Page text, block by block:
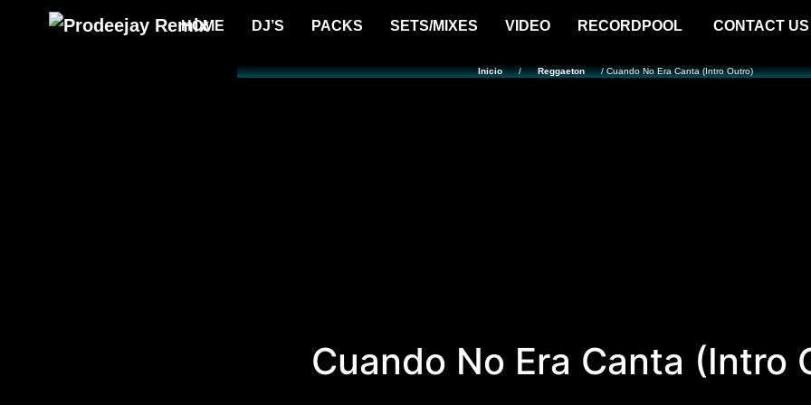
HOME DJ’S PACKS SETS/MIXES VIDEO RECORDPOOL CONTACT US
Inicio / Reggaeton / Cuando No Era Canta (Intro Outro)
Cuando No Era Canta (Intro